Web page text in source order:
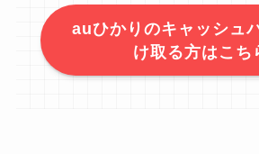
auひかりのキャッシュ
け取る方はこち